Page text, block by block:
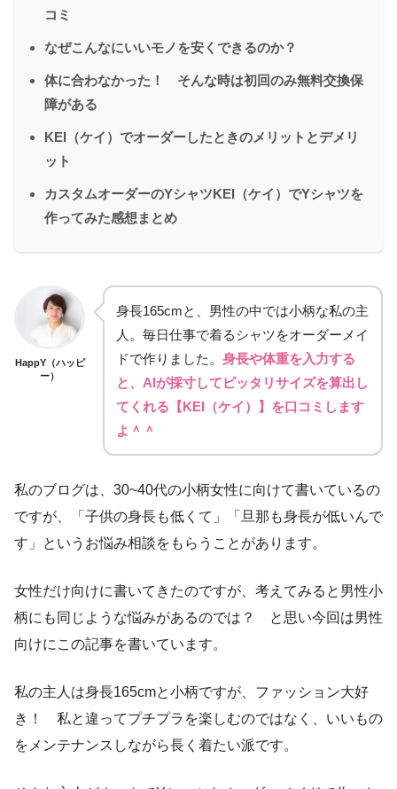
コミ
なぜこんなにいいモノを安くできるのか？
体に合わなかった！ そんな時は初回のみ無料交換保
障がある
KEI（ケイ）でオーダーしたときのメリットとデメリ
ット
カスタムオーダーのYシャツKEI（ケイ）でYシャツを
作ってみた感想まとめ
HappY（ハッピ
ー）
身長165cmと、男性の中では小柄な私の主
人。毎日仕事で着るシャツをオーダーメイ
ドで作りました。 身長や体重を入力する
と、AIが採寸してピッタリサイズを算出し
てくれる【KEI（ケイ）】を口コミします
よ＾＾
私のブログは、30~40代の小柄女性に向けて書いているの
ですが、「子供の身長も低くて」「旦那も身長が低いんで
す」というお悩み相談をもらうことがあります。
女性だけ向けに書いてきたのですが、考えてみると男性小
柄にも同じような悩みがあるのでは？ と思い今回は男性
向けにこの記事を書いています。
私の主人は身長165cmと小柄ですが、ファッション大好
き！ 私と違ってプチプラを楽しむのではなく、いいもの
をメンテナンスしながら長く着たい派です。